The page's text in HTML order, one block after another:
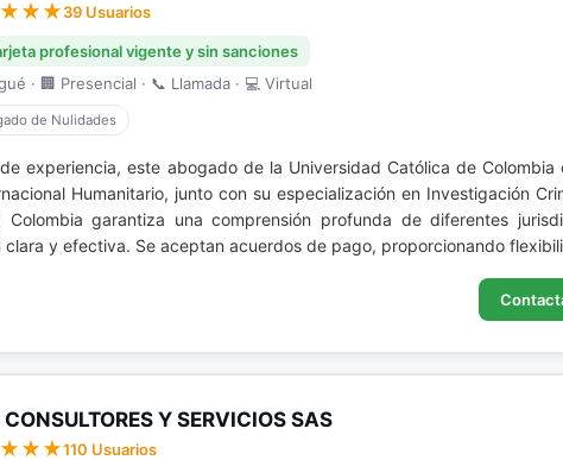
39 Usuarios
profesional vigente y sin sanciones
· 🏢 Presencial · 📞 Llamada · 💻 Virtual
de Nulidades
experiencia, este abogado de la Universidad Católica de
Humanitario, junto con su especialización en Investigación
garantiza una comprensión profunda de diferentes
clara y efectiva. Se aceptan acuerdos de pago, proporcionando
Y SERVICIOS SAS
110 Usuarios